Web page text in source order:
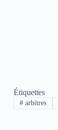
Étiquettes
#arbitres